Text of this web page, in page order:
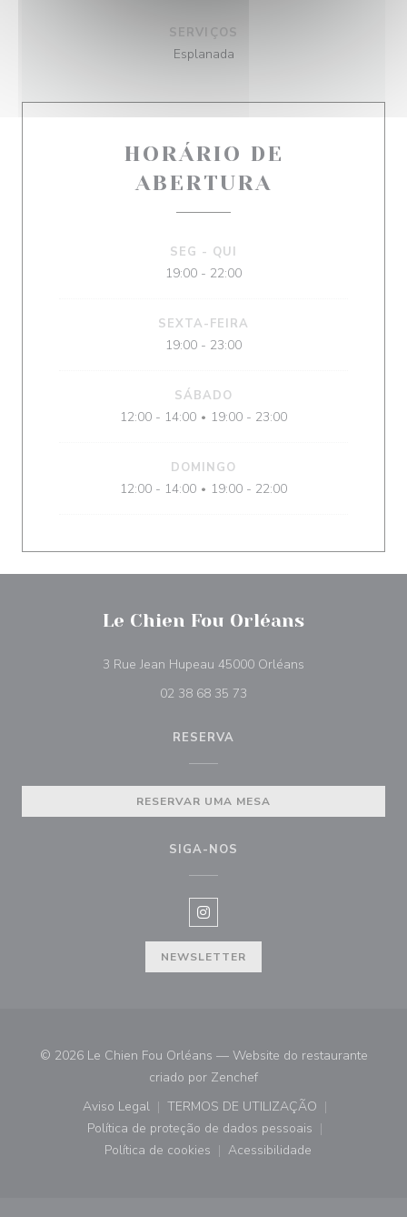
SERVIÇOS
Esplanada
HORÁRIO DE
ABERTURA
SEG - QUI
19:00 - 22:00
SEXTA-FEIRA
19:00 - 23:00
SÁBADO
12:00 - 14:00 • 19:00 - 23:00
DOMINGO
12:00 - 14:00 • 19:00 - 22:00
Le Chien Fou Orléans
3 Rue Jean Hupeau 45000 Orléans
02 38 68 35 73
RESERVA
RESERVAR UMA MESA
SIGA-NOS
Instagram ((abre numa nova
NEWSLETTER
© 2026 Le Chien Fou Orléans — Website do restaurante
criado por Zenchef((abre numa nova janela))
Aviso Legal
((abre numa nova janela))
TERMOS DE UTILIZAÇÃO
((abre numa nova janela))
Política de proteção de dados pessoais
((abre numa nova janela))
Política de cookies
((abre numa nova janela))
Acessibilidade
((abre numa nova